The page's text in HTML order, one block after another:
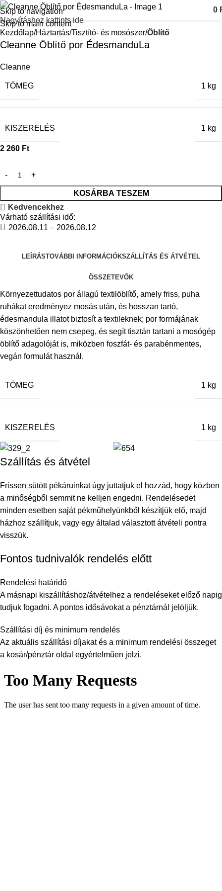
Skip to navigation
Skip to main content
0
Nagyításhoz kattints ide
Kezdőlap Háztartás Tisztító- és mosószer Öblítő
Cleanne Öblítő por ÉdesmanduLa
Cleanne
TÖMEG 1 kg
KISZERELÉS 1 kg
2 260 Ft
KOSÁRBA TESZEM
Kedvencekhez
Várható szállítási idő:
2026.08.11 – 2026.08.12
LEÍRÁSTOVÁBBI INFORMÁCIÓKSZÁLLÍTÁS ÉS ÁTVÉTEL
ÖSSZETEVŐK
Környezettudatos por állagú textilöblítő, amely friss, puha
ruhákat eredményez mosás után, és hosszan tartó,
édesmandula illatot biztosít a textileknek; por formájának
köszönhetően nem csepeg, és segít tisztán tartani a mosógép
öblítő adagolóját is, miközben foszfát‑ és parabénmentes,
vegán formulát használ.
TÖMEG 1 kg
KISZERELÉS 1 kg
Szállítás és átvétel
Frissen sütött pékáruinkat úgy juttatjuk el hozzád, hogy közben
a minőségből semmit ne kelljen engedni. Rendelésedet
minden esetben saját pékműhelyünkből készítjük elő, majd
házhoz szállítjuk, vagy egy általad választott átvételi pontra
visszük.
Fontos tudnivalók rendelés előtt
Rendelési határidő
A másnapi kiszállításhoz/átvételhez a rendeléseket előző napig
tudjuk fogadni. A pontos idősávokat a pénztárnál jelöljük.
Szállítási díj és minimum rendelés
Az aktuális szállítási díjakat és a minimum rendelési összeget
a kosár/pénztár oldal egyértelműen jelzi.